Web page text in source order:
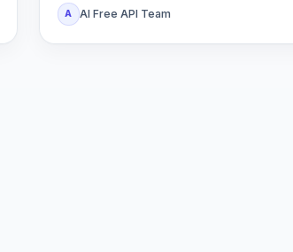
A AI Free API Team